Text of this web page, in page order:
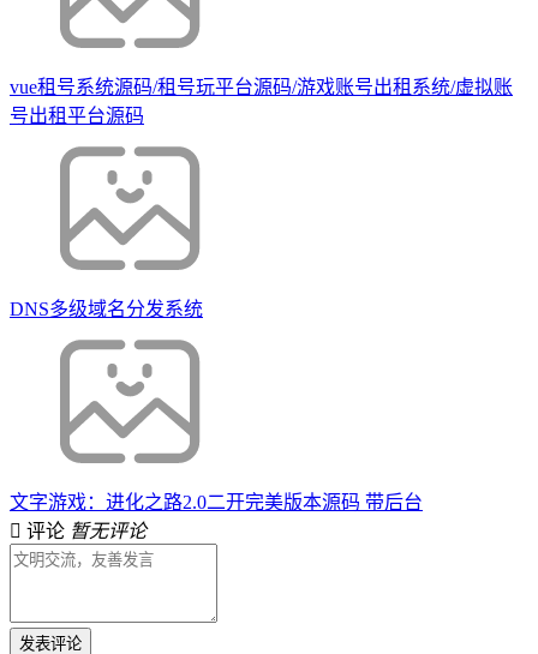
vue租号系统源码/租号玩平台源码/游戏账号出租系统/虚拟账
号出租平台源码
DNS多级域名分发系统
文字游戏：进化之路2.0二开完美版本源码 带后台
评论 暂无评论
发表评论